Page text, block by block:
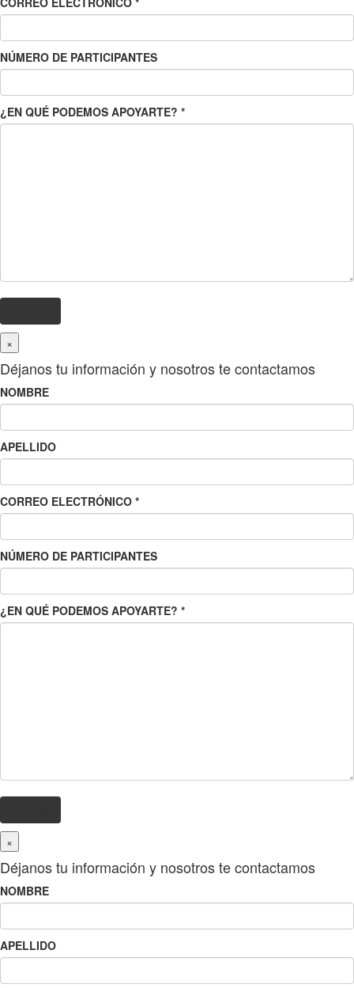
NÚMERO DE PARTICIPANTES
¿EN QUÉ PODEMOS APOYARTE? *
×
Déjanos tu información y nosotros te contactamos
NOMBRE
APELLIDO
CORREO ELECTRÓNICO *
NÚMERO DE PARTICIPANTES
¿EN QUÉ PODEMOS APOYARTE? *
×
Déjanos tu información y nosotros te contactamos
NOMBRE
APELLIDO